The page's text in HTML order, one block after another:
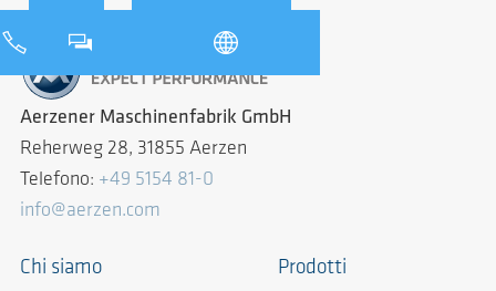
Aerzener Maschinenfabrik GmbH
Reherweg 28, 31855 Aerzen
Telefono: +49 5154 81-0
info@aerzen.com
Chi siamo Prodotti